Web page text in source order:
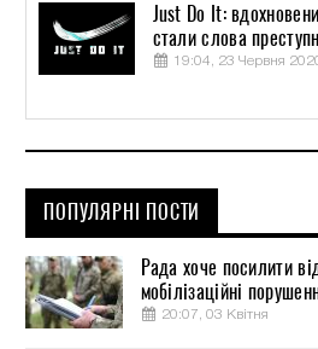
Just Do It:
стали слова
19:04, 23 Червня
ПОПУЛЯРНІ ПОСТИ
Рада хоче посилити
мобілізаційні
20:07, 03 Квітня